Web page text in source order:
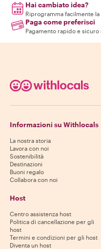
Hai cambiato idea?
Riprogramma facilmente
Paga come preferisci
Pagamento rapido e sicuro
Informazioni su Withlocals
La nostra storia
Lavora con noi
Sostenibilità
Destinazioni
Buoni regalo
Collabora con noi
Host
Centro assistenza host
Politica di cancellazione per gli
host
Termini e condizioni per gli host
Diventa un host